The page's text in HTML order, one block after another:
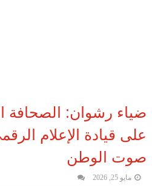
ضياء رشوان: الصحافة
على قيادة الإعلام
صوت الوطن
مايو 25, 2026